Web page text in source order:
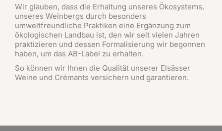
Wir glauben, dass die Erhaltung unseres Ökosystems,
unseres Weinbergs durch besonders
umweltfreundliche Praktiken eine Ergänzung zum
ökologischen Landbau ist, den wir seit vielen Jahren
praktizieren und dessen Formalisierung wir begonnen
haben, um das AB-Label zu erhalten.
So können wir Ihnen die Qualität unserer Elsässer
Weine und Crémants versichern und garantieren.